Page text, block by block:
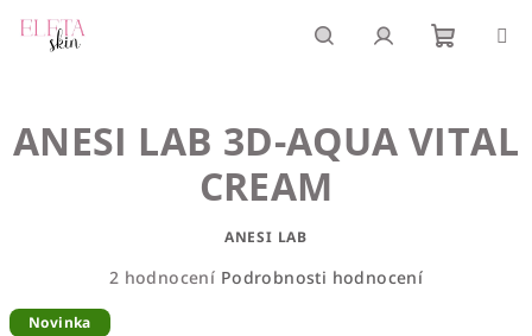
obsah
košík
ANESI LAB 3D-AQUA VITAL
CREAM
ANESI LAB
Průměrné
produktu
2 hodnocení Podrobnosti hodnocení
Novinka